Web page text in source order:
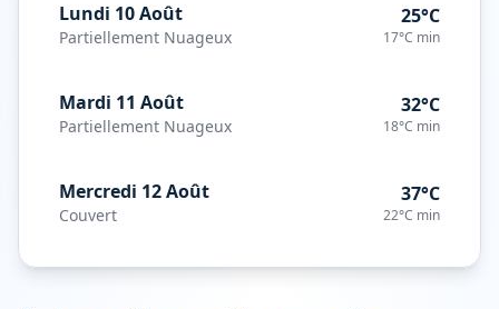
Lundi 10 Août
Partiellement Nuageux
25°C
17°C min
Mardi 11 Août
Partiellement Nuageux
32°C
18°C min
Mercredi 12 Août
Couvert
37°C
22°C min